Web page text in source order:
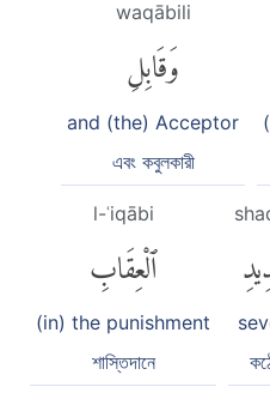
waqābili
وَقَابِلِ
and (the) Acceptor
এবং কবুলকারী
l-ʿiqābi
ٱلْعِقَابِ
(in) the punishment
শাস্তিদানে